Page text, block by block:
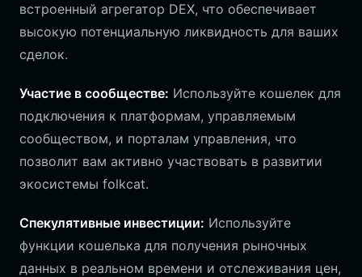
встроенный агрегатор DEX, что обеспечивает
высокую потенциальную ликвидность для ваших
сделок.
Участие в сообществе: Используйте кошелек для
подключения к платформам, управляемым
сообществом, и порталам управления, что
позволит вам активно участвовать в развитии
экосистемы folkcat.
Спекулятивные инвестиции: Используйте
функции кошелька для получения рыночных
данных в реальном времени и отслеживания цен,